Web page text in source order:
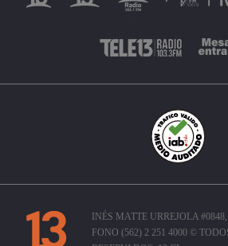
INÉS MATTE URREJOLA
FONO (562) 2 251 4000 ©